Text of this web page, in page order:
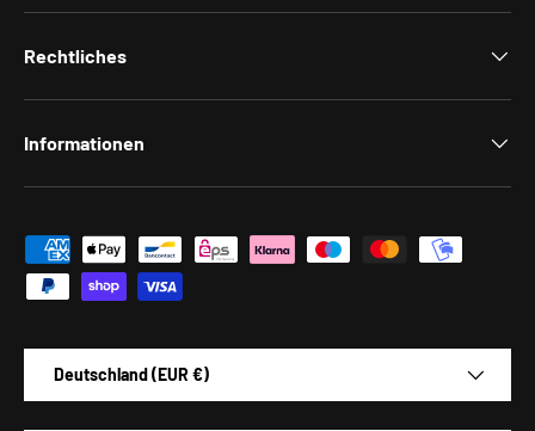
Rechtliches
Informationen
Zahlungsmethoden
Deutschland (EUR €)